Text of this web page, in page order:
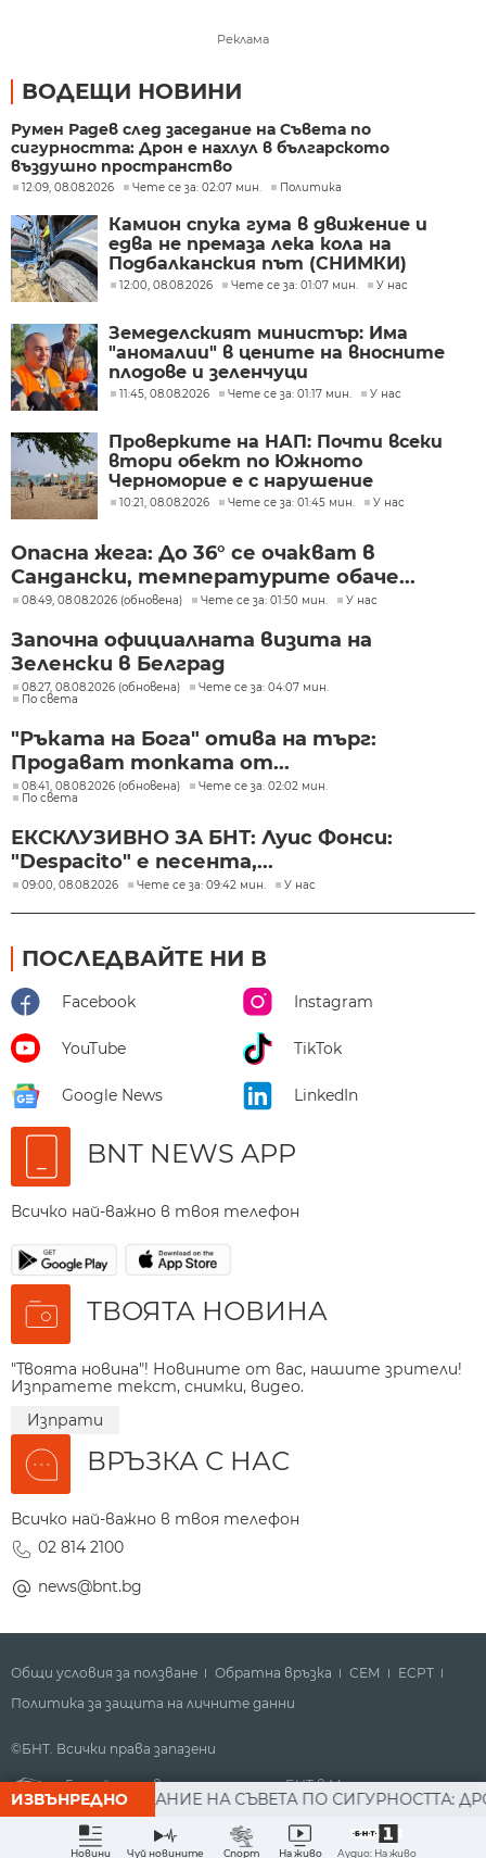
Реклама
ВОДЕЩИ НОВИНИ
Румен Радев след заседание на Съвета по
сигурността: Дрон е нахлул в българското
въздушно пространство
12:09, 08.08.2026 Чете се за: 02:07 мин. Политика
Камион спука гума в движение и
едва не премаза лека кола на
Подбалканския път (СНИМКИ)
12:00, 08.08.2026 Чете се за: 01:07 мин. У нас
Земеделският министър: Има
"аномалии" в цените на вносните
плодове и зеленчуци
11:45, 08.08.2026 Чете се за: 01:17 мин. У нас
Проверките на НАП: Почти всеки
втори обект по Южното
Черноморие е с нарушение
10:21, 08.08.2026 Чете се за: 01:45 мин. У нас
Опасна жега: До 36° се очакват в
Сандански, температурите обаче...
08:49, 08.08.2026 (обновена) Чете се за: 01:50 мин. У нас
Започна официалната визита на
Зеленски в Белград
08:27, 08.08.2026 (обновена)
Чете се за: 04:07 мин.
По света
"Ръката на Бога" отива на търг:
Продават топката от...
08:41, 08.08.2026 (обновена)
Чете се за: 02:02 мин.
По света
ЕКСКЛУЗИВНО ЗА БНТ: Луис Фонси:
"Despacito" е песента,...
09:00, 08.08.2026 Чете се за: 09:42 мин. У нас
ПОСЛЕДВАЙТЕ НИ В
Facebook Instagram
YouTube TikTok
Google News LinkedIn
BNT NEWS APP
Всичко най-важно в твоя телефон
ТВОЯТА НОВИНА
"Твоята новина"! Новините от вас, нашите зрители!
Изпратете текст, снимки, видео.
Изпрати
ВРЪЗКА С НАС
Всичко най-важно в твоя телефон
02 814 2100
news@bnt.bg
ИЗВЪНРЕДНО
ЗАСЕДАНИЕ НА СЪВЕТА ПО СИГУРНОСТТА: ДРОН
Новини Чуй новините Спорт На живо Аудио: На живо
Общи условия за ползване Обратна връзка СЕМ
ECPT
Политика за защита на личните данни
©БНТ. Всички права запазени
Гледайте новините за деня на БНТ в Метрото